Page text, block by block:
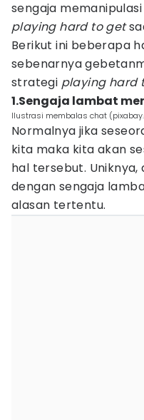
sengaja
playing hard to get
Berikut ini beberapa
sebenarnya
strategi playing hard
1.Sengaja lambat
Ilustrasi membalas chat
Normalnya jika
kita maka kita akan
hal tersebut.
dengan sengaja
alasan tertentu.